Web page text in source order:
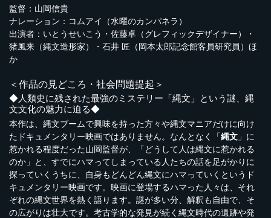
監督：山岡信貴
ナレーション：コムアイ（水曜のカンパネラ）
出演者：いとうせいこう・佐藤卓（グレフィックデザイナー）・
猪風来（縄文造形家）・石井 匠（岡本太郎記念館客員研究員）ほ
か
＜作品の見どころ・社会問題提起＞
◆人類史に残された最強のミステリー「縄文」という謎、縄
文文化の魅力に迫る◆
本作は、縄文ブームで興味を持った方々や縄文マニアだけに向け
たドキュメンタリー映画ではありません。なんとなく「縄文 」に
惹かれる程度だった山岡監督が、「どうして人は縄文に惹かれる
のか」と、すでにハマってしまっている人たちの話を足がかりに
探っていくうちに、自身もどんどん縄文にハマっていくというド
キュメンタリー映画です。映画に登場するハマった人々は、それ
ぞれの縄文世界を熱く語ります。謎が多い分、解釈も自由で、そ
の広がりは壮大です。考古学的な発見が続く縄文時代の遺跡や発